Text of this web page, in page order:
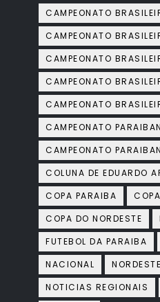
CAMPEONATO
CAMPEONATO
CAMPEONATO
CAMPEONATO
CAMPEONATO
CAMPEONATO
CAMPEONATO
COLUNA DE EDUARDO
COPA PARAIBA
COPA DO NORDESTE
FUTEBOL DA PARAIBA
NACIONAL
NORDESTE
NOTICIAS REGIONAIS